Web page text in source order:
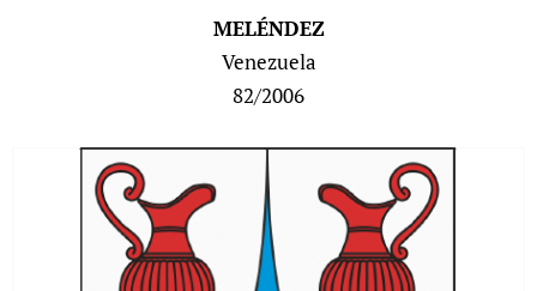
MELÉNDEZ
Venezuela
82/2006